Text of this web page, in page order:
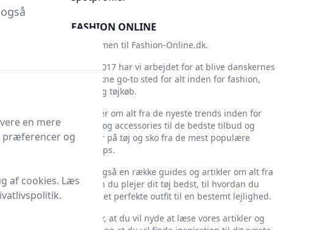
-
og
i
FASHION ONLINE
Velkommen til Fashion-Online.dk.
Siden 2017 har vi arbejdet for at blive danskernes
foretrukne go-to sted for alt inden for fashion,
mode og tøjkøb.
Vi skriver om alt fra de nyeste trends inden for
tøj, sko og accessories til de bedste tilbud og
rabatter på tøj og sko fra de mest populære
webshops.
Vi har også en række guides og artikler om alt fra
hvordan du plejer dit tøj bedst, til hvordan du
finder det perfekte outfit til en bestemt lejlighed.
Vi håber, at du vil nyde at læse vores artikler og
en mere
præferencer og
af cookies. Læs